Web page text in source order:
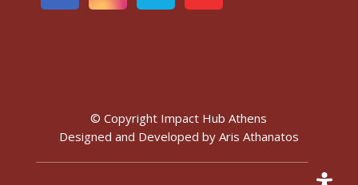
© Copyright Impact Hub Athens
Designed and Developed by Aris Athanatos